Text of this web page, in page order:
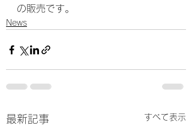
の販売です。
News
最新記事 すべて表示